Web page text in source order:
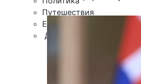
Путешествия
ЕАЭС
Другие рубрики
Спецпроект «Юрий
Календарь событий